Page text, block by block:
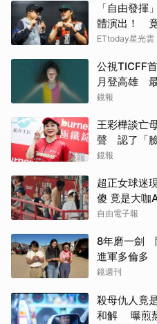
「自由發揮
體演出！
ETtoday星光雲
公視TICFF
月登高雄
鏡報
王彩樺談亡
聲 認了「
鏡報
超正女球迷
傻 竟是大咖
自由電子報
8年磨一劍
進軍多倫多
鏡週刊
殺母仇人竟
和解 曝煎